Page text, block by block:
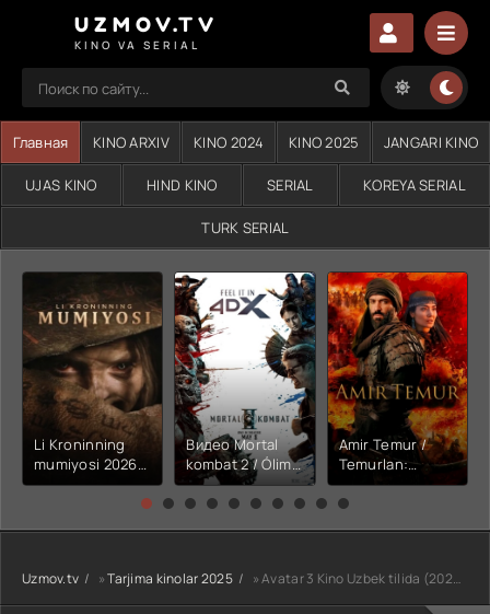
UZMOV.TV
KINO VA SERIAL
Главная KINO ARXIV KINO 2024 KINO 2025 JANGARI KINO
UJAS KINO HIND KINO SERIAL KOREYA SERIAL
TURK SERIAL
Li Kroninning
mumiyosi 2026
(uzbek tilida
kino) tarjima HD
Видео Mortal
kombat 2 / Ólim
jangi 2 (2026)
Uzbek tilida
Amir Temur /
Temurlan:
Fathchining
yuksalishi
tarjima kino Full
HD tas-ix
Uzmov.tv »Tarjima kinolar 2025 » Avatar 3 Kino Uzbek tilida (2025) O'zbekcha tarjima kino 720p HD skachat